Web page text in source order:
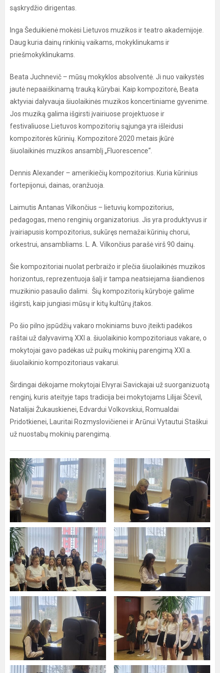
sąskrydžio dirigentas.
Inga Šeduikienė mokėsi Lietuvos muzikos ir teatro akademijoje.
Daug kuria dainų rinkinių vaikams, mokyklinukams ir
priešmokyklinukams.
Beata Juchnevič – mūsų mokyklos absolventė. Ji nuo vaikystės
jautė nepaaiškinamą trauką kūrybai. Kaip kompozitorė, Beata
aktyviai dalyvauja šiuolaikinės muzikos koncertiniame gyvenime.
Jos muziką galima išgirsti įvairiuose projektuose ir
festivaliuose.Lietuvos kompozitorių sąjunga yra išleidusi
kompozitorės kūrinių. Kompozitorė 2020 metais įkūrė
šiuolaikinės muzikos ansamblį „Fluorescence“.
Dennis Alexander – amerikiečių kompozitorius. Kuria kūrinius
fortepijonui, dainas, oranžuoja.
Laimutis Antanas Vilkončius – lietuvių kompozitorius,
pedagogas, meno renginių organizatorius. Jis yra produktyvus ir
įvairiapusis kompozitorius, sukūręs nemažai kūrinių chorui,
orkestrui, ansambliams. L. A. Vilkončius parašė virš 90 dainų.
Šie kompozitoriai nuolat perbraižo ir plečia šiuolaikinės muzikos
horizontus, reprezentuoja šalį ir tampa neatsiejama šiandienos
muzikinio pasaulio dalimi. Šių kompozitorių kūryboje galime
išgirsti, kaip jungiasi mūsų ir kitų kultūrų įtakos.
Po šio pilno įspūdžių vakaro mokiniams buvo įteikti padėkos
raštai už dalyvavimą XXI a. šiuolaikinio kompozitoriaus vakare, o
mokytojai gavo padėkas už puikų mokinių parengimą XXI a.
šiuolaikinio kompozitoriaus vakarui.
Širdingai dėkojame mokytojai Elvyrai Savickajai už suorganizuotą
renginį, kuris ateityje taps tradicija bei mokytojams Lilijai Ščevil,
Natalijai Žukauskienei, Edvardui Volkovskiui, Romualdai
Pridotkienei, Lauritai Rozmyslovičienei ir Arūnui Vytautui Staškui
už nuostabų mokinių parengimą.